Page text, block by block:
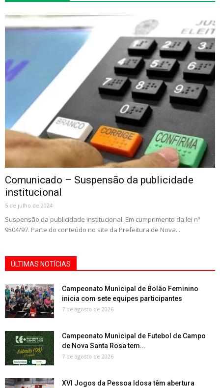
Comunicado – Suspensão da publicidade
institucional
5 de julho de 2024
Suspensão da publicidade institucional. Em cumprimento da lei nº
9504/97. Parte do conteúdo no site da Prefeitura de Nova...
ÚLTIMAS NOTÍCIAS
Campeonato Municipal de Bolão Feminino
inicia com sete equipes participantes
7 de agosto de 2026
Campeonato Municipal de Futebol de Campo
de Nova Santa Rosa tem...
7 de agosto de 2026
XVI Jogos da Pessoa Idosa têm abertura